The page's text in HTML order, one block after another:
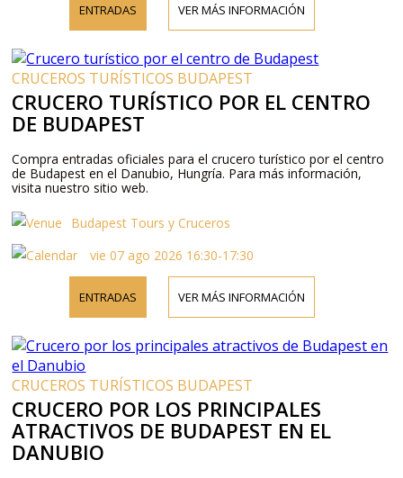
ENTRADAS VER MÁS INFORMACIÓN
CRUCEROS TURÍSTICOS BUDAPEST
CRUCERO TURÍSTICO POR EL CENTRO
DE BUDAPEST
Compra entradas oficiales para el crucero turístico por el centro
de Budapest en el Danubio, Hungría. Para más información,
visita nuestro sitio web.
Budapest Tours y Cruceros
vie 07 ago 2026 16:30-17:30
ENTRADAS VER MÁS INFORMACIÓN
CRUCEROS TURÍSTICOS BUDAPEST
CRUCERO POR LOS PRINCIPALES
ATRACTIVOS DE BUDAPEST EN EL
DANUBIO